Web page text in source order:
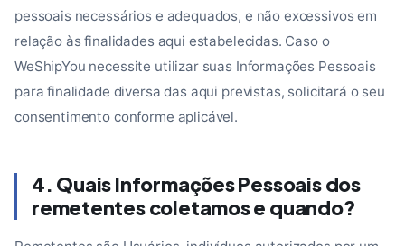
pessoais necessários e adequados, e não excessivos em
relação às finalidades aqui estabelecidas. Caso o
WeShipYou necessite utilizar suas Informações Pessoais
para finalidade diversa das aqui previstas, solicitará o seu
consentimento conforme aplicável.
4. Quais Informações Pessoais dos
remetentes coletamos e quando?